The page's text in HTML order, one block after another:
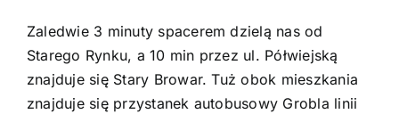
Zaledwie 3 minuty spacerem dzielą nas od
Starego Rynku, a 10 min przez ul. Półwiejską
znajduje się Stary Browar. Tuż obok mieszkania
znajduje się przystanek autobusowy Grobla linii